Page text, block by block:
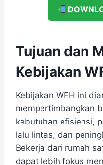
Tujuan dan
Kebijakan
Kebijakan WFH ini
mempertimbangkan
kebutuhan efisiensi,
lalu lintas, dan
Bekerja dari rumah
dapat lebih fokus